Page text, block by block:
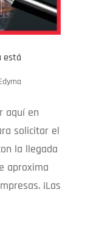
está
aquí en
solicitar el
la llegada
aproxima
¡Las